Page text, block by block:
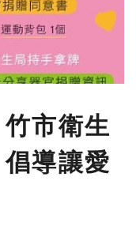
市衛生
導讓愛